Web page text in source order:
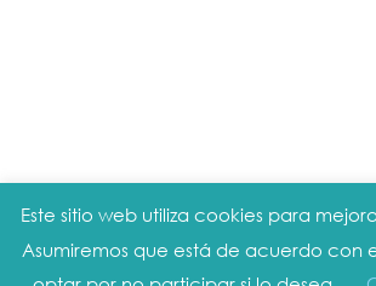
Política de
de cookies
Este sitio web utiliza cookies para
Asumiremos que está de acuerdo con